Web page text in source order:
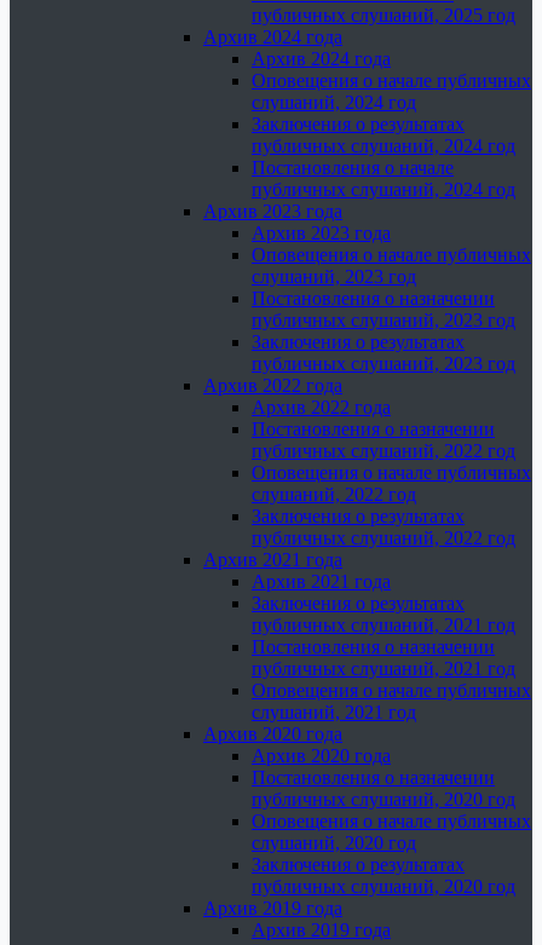
публичных слушаний, 2025 год
Архив 2024 года
Архив 2024 года
Оповещения о начале публичных
слушаний, 2024 год
Заключения о результатах
публичных слушаний, 2024 год
Постановления о начале
публичных слушаний, 2024 год
Архив 2023 года
Архив 2023 года
Оповещения о начале публичных
слушаний, 2023 год
Постановления о назначении
публичных слушаний, 2023 год
Заключения о результатах
публичных слушаний, 2023 год
Архив 2022 года
Архив 2022 года
Постановления о назначении
публичных слушаний, 2022 год
Оповещения о начале публичных
слушаний, 2022 год
Заключения о результатах
публичных слушаний, 2022 год
Архив 2021 года
Архив 2021 года
Заключения о результатах
публичных слушаний, 2021 год
Постановления о назначении
публичных слушаний, 2021 год
Оповещения о начале публичных
слушаний, 2021 год
Архив 2020 года
Архив 2020 года
Постановления о назначении
публичных слушаний, 2020 год
Оповещения о начале публичных
слушаний, 2020 год
Заключения о результатах
публичных слушаний, 2020 год
Архив 2019 года
Архив 2019 года